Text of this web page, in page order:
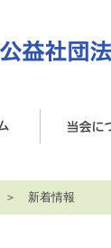
＞ 新着情報